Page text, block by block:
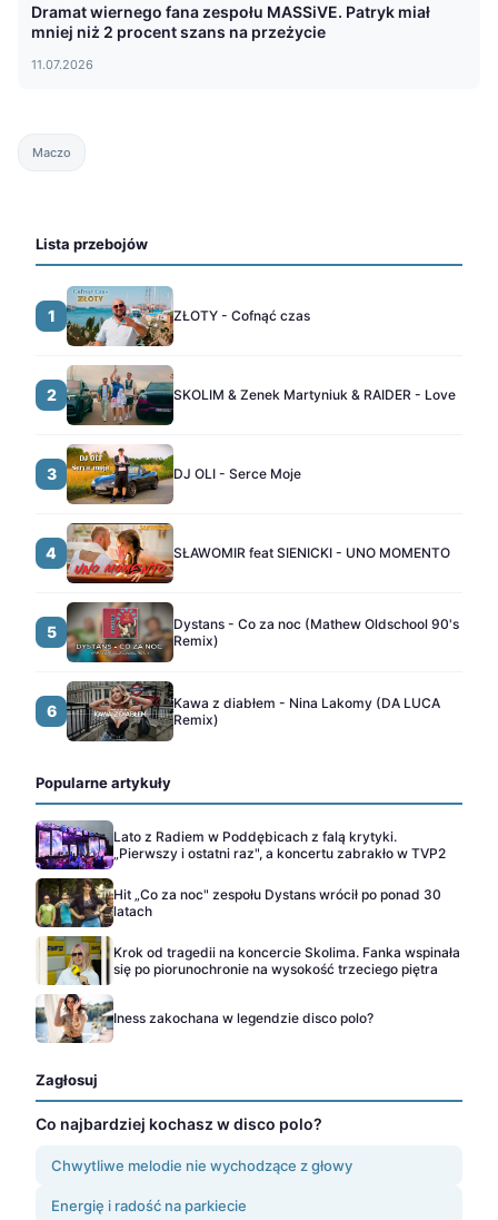
Dramat wiernego fana zespołu MASSiVE. Patryk miał
mniej niż 2 procent szans na przeżycie
11.07.2026
Maczo
Lista przebojów
1 ZŁOTY - Cofnąć czas
2 SKOLIM & Zenek Martyniuk & RAIDER - Love
3 DJ OLI - Serce Moje
4 SŁAWOMIR feat SIENICKI - UNO MOMENTO
5
Dystans - Co za noc (Mathew Oldschool 90's
Remix)
6
Kawa z diabłem - Nina Lakomy (DA LUCA
Remix)
Popularne artykuły
Lato z Radiem w Poddębicach z falą krytyki.
„Pierwszy i ostatni raz", a koncertu zabrakło w TVP2
Hit „Co za noc" zespołu Dystans wrócił po ponad 30
latach
Krok od tragedii na koncercie Skolima. Fanka wspinała
się po piorunochronie na wysokość trzeciego piętra
Iness zakochana w legendzie disco polo?
Zagłosuj
Co najbardziej kochasz w disco polo?
Chwytliwe melodie nie wychodzące z głowy
Energię i radość na parkiecie